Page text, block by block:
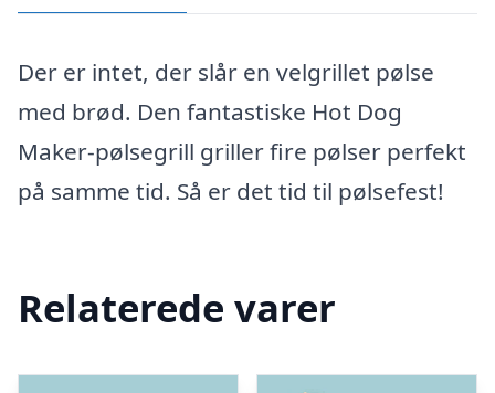
Der er intet, der slår en velgrillet pølse
med brød. Den fantastiske Hot Dog
Maker-pølsegrill griller fire pølser perfekt
på samme tid. Så er det tid til pølsefest!
Relaterede varer